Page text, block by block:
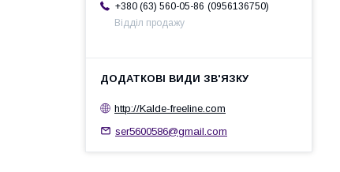
+380 (63) 560-05-86
0956136750
Відділ продажу
http://Kalde-freeline.com
ser5600586@gmail.com